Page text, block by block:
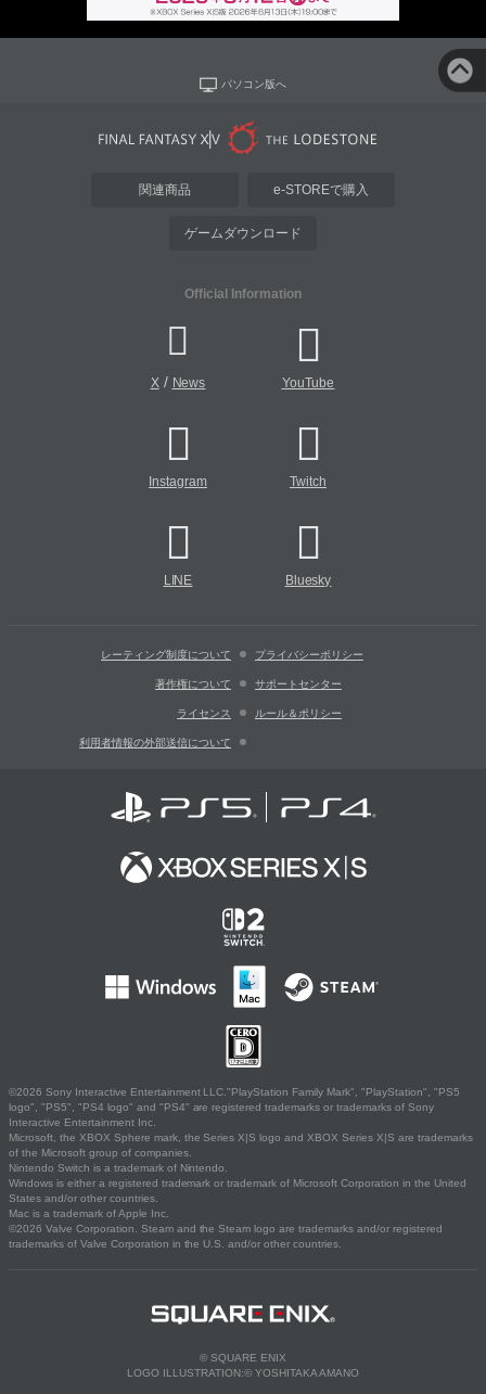
パソコン版へ
関連商品 e-STOREで購入
ゲームダウンロード
Official Information
X/ News YouTube
Instagram Twitch
LINE Bluesky
レーティング制度について プライバシーポリシー
著作権について サポートセンター
ライセンス ルール＆ポリシー
利用者情報の外部送信について
©2026 Sony Interactive Entertainment LLC."PlayStation Family Mark", "PlayStation", "PS5
logo", "PS5", "PS4 logo" and "PS4" are registered trademarks or trademarks of Sony
Interactive Entertainment Inc.
Microsoft, the XBOX Sphere mark, the Series X|S logo and XBOX Series X|S are trademarks
of the Microsoft group of companies.
Nintendo Switch is a trademark of Nintendo.
Windows is either a registered trademark or trademark of Microsoft Corporation in the United
States and/or other countries.
Mac is a trademark of Apple Inc.
©2026 Valve Corporation. Steam and the Steam logo are trademarks and/or registered
trademarks of Valve Corporation in the U.S. and/or other countries.
© SQUARE ENIX
LOGO ILLUSTRATION:© YOSHITAKA AMANO